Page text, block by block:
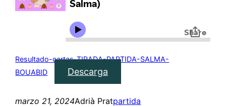
Resultado-cartas-TIRADA-PARTIDA-SALMA-
BOUABID
Descarga
marzo 21, 2024Adrià Pratpartida